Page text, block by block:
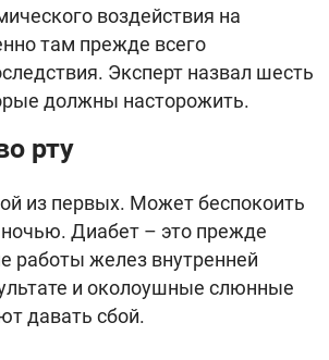
воздействия на
там прежде всего
Эксперт назвал шесть
должны насторожить.
рту
из первых. Может беспокоить
ночью. Диабет – это прежде
работы желез внутренней
и околоушные слюнные
давать сбой.